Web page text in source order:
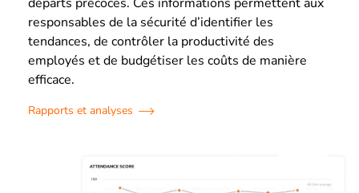
responsables de la sécurité d’identifier les
tendances, de contrôler la productivité des
employés et de budgétiser les coûts de manière
efficace.
Rapports et analyses